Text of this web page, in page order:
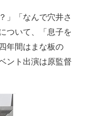
」「なんで穴井さ
ついて、「息子を
年間はまな板の
ント出演は原監督